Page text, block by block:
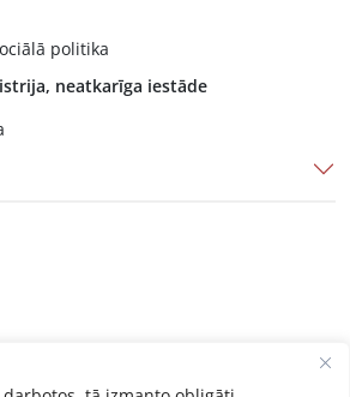
politika
neatkarīga iestāde